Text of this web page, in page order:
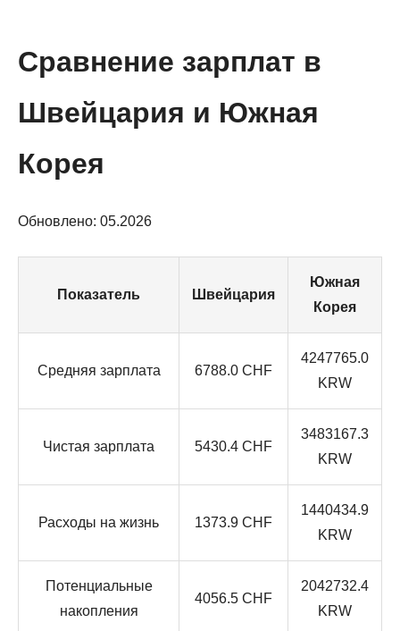
Сравнение зарплат в
Швейцария и Южная
Корея
Обновлено: 05.2026
Показатель Швейцария
Южная
Корея
Средняя зарплата 6788.0 CHF
4247765.0
KRW
Чистая зарплата 5430.4 CHF
3483167.3
KRW
Расходы на жизнь 1373.9 CHF
1440434.9
KRW
Потенциальные
накопления
4056.5 CHF
2042732.4
KRW